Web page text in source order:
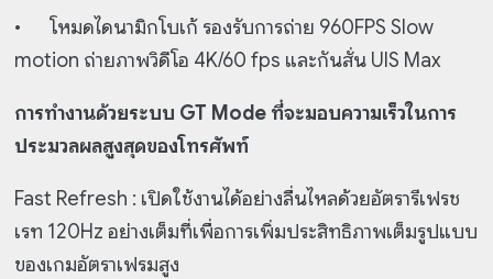
•
โหมดไดนามิกโบเก้ รองรับการถ่าย 960FPS Slow
motion ถ่ายภาพวิดีโอ 4K/60 fps และกันสั่น UIS Max
การทำงานด้วยระบบ GT Mode ที่จะมอบความเร็วในการ
ประมวลผลสูงสุดของโทรศัพท์
Fast Refresh : เปิดใช้งานได้อย่างลื่นไหลด้วยอัตรารีเฟรช
เรท 120Hz อย่างเต็มที่เพื่อการเพิ่มประสิทธิภาพเต็มรูปแบบ
ของเกมอัตราเฟรมสูง